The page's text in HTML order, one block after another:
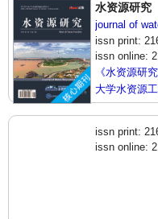
水资源研究
journal of
issn print:
issn online:
《水资源研
大学水资源
会水文局联
研究走向国
issn print:
issn online: